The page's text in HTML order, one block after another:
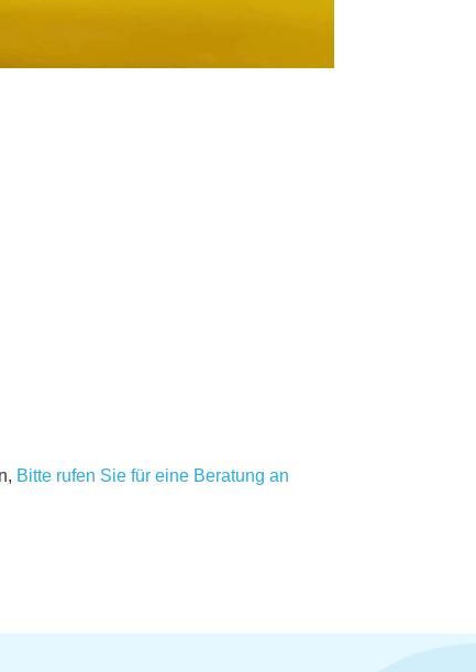
Bitte rufen Sie für eine Beratung an